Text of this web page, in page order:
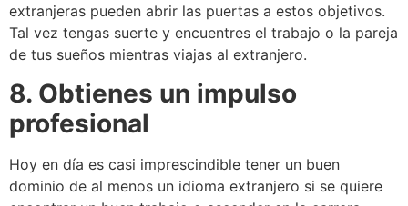
extranjeras pueden abrir las puertas a estos objetivos.
Tal vez tengas suerte y encuentres el trabajo o la pareja
de tus sueños mientras viajas al extranjero.
8. Obtienes un impulso
profesional
Hoy en día es casi imprescindible tener un buen
dominio de al menos un idioma extranjero si se quiere